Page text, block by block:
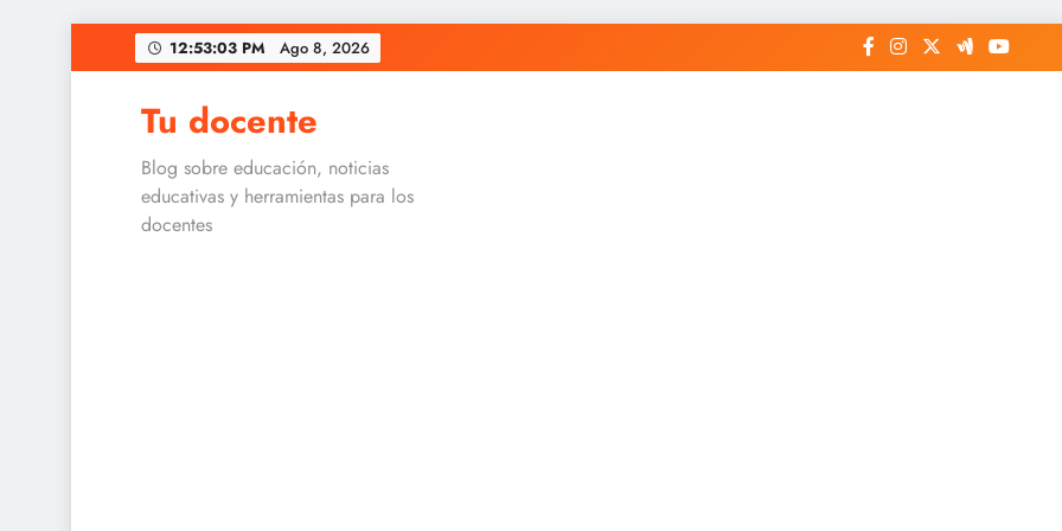
to
12:53:04 PM Ago 8, 2026
Tu docente
Blog sobre educación, noticias
educativas y herramientas para los
docentes